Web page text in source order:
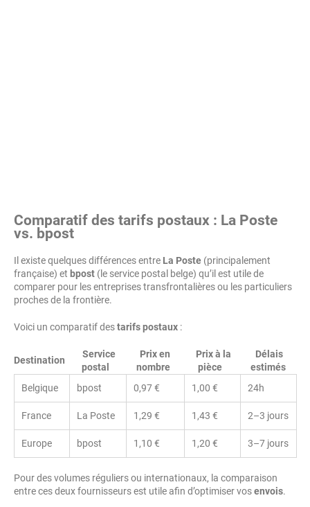
Comparatif des tarifs postaux : La Poste
vs. bpost
Il existe quelques différences entre La Poste (principalement
française) et bpost (le service postal belge) qu’il est utile de
comparer pour les entreprises transfrontalières ou les particuliers
proches de la frontière.
Voici un comparatif destarifs postaux :
Destination
Service
postal
Prix en
nombre
Prix à la
pièce
Délais
estimés
Belgique
bpost 0,97 € 1,00 € 24h
France La Poste 1,29 € 1,43 € 2–3 jours
Europe bpost 1,10 € 1,20 € 3–7 jours
Pour des volumes réguliers ou internationaux, la comparaison
entre ces deux fournisseurs est utile afin d’optimiser vosenvois.